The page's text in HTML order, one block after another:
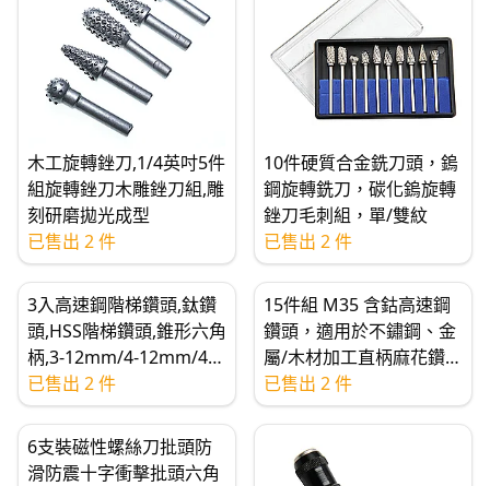
木工旋轉銼刀,1/4英吋5件
組旋轉銼刀木雕銼刀組,雕
刻研磨拋光成型
已售出 2 件
10件硬質合金銑刀頭，鎢
鋼旋轉銑刀，碳化鎢旋轉
銼刀毛刺組，單/雙紋
已售出 2 件
3入高速鋼階梯鑽頭,鈦鑽
頭,HSS階梯鑽頭,錐形六角
柄,3-12mm/4-12mm/4-
20mm
已售出 2 件
15件組 M35 含鈷高速鋼
鑽頭，適用於不鏽鋼、金
屬/木材加工直柄麻花鑽頭
組
已售出 2 件
6支裝磁性螺絲刀批頭防
滑防震十字衝擊批頭六角